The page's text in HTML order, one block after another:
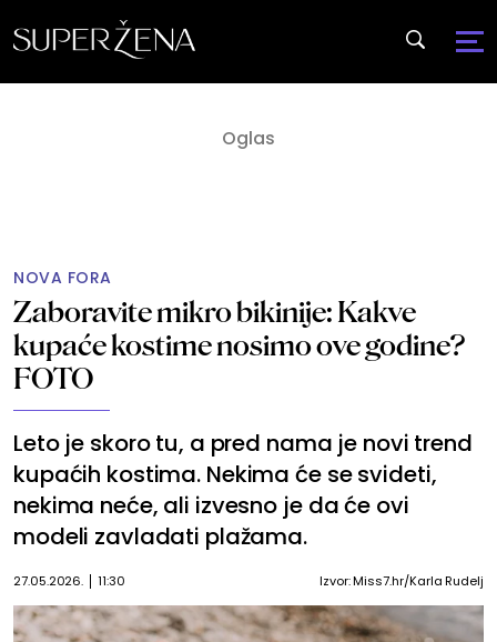
NOVA FORA
Zaboravite mikro bikinije: Kakve
kupaće kostime nosimo ove godine?
FOTO
Leto je skoro tu, a pred nama je novi trend
kupaćih kostima. Nekima će se svideti,
nekima neće, ali izvesno je da će ovi
modeli zavladati plažama.
27.05.2026. 11:30 Izvor: Miss7.hr/Karla Rudelj